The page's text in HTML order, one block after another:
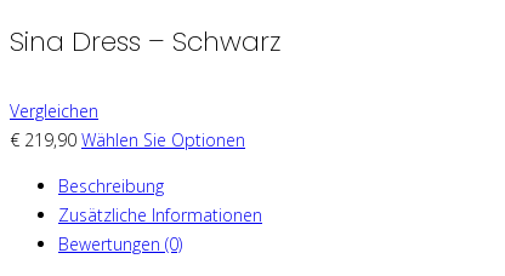
Sina Dress – Schwarz
Vergleichen
€ 219,90 Wählen Sie Optionen
Beschreibung
Zusätzliche Informationen
Bewertungen (0)